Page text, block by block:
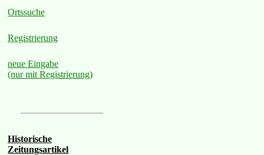
Ortssuche
Registrierung
neue Eingabe
(nur mit Registrierung)
Historische
Zeitungsartikel